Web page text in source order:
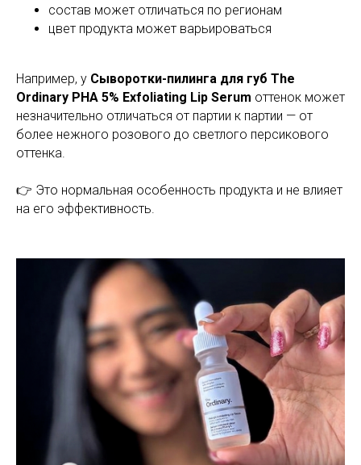
состав может отличаться по регионам
цвет продукта может варьироваться
Например, у Сыворотки-пилинга для губ The
Ordinary PHA 5% Exfoliating Lip Serum оттенок может
незначительно отличаться от партии к партии — от
более нежного розового до светлого персикового
оттенка.
👉 Это нормальная особенность продукта и не влияет
на его эффективность.